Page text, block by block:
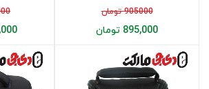
905000 تومان
895,000 تومان